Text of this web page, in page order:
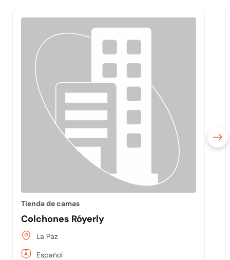
Tienda de camas
Colchones Róyerly
La Paz
Español